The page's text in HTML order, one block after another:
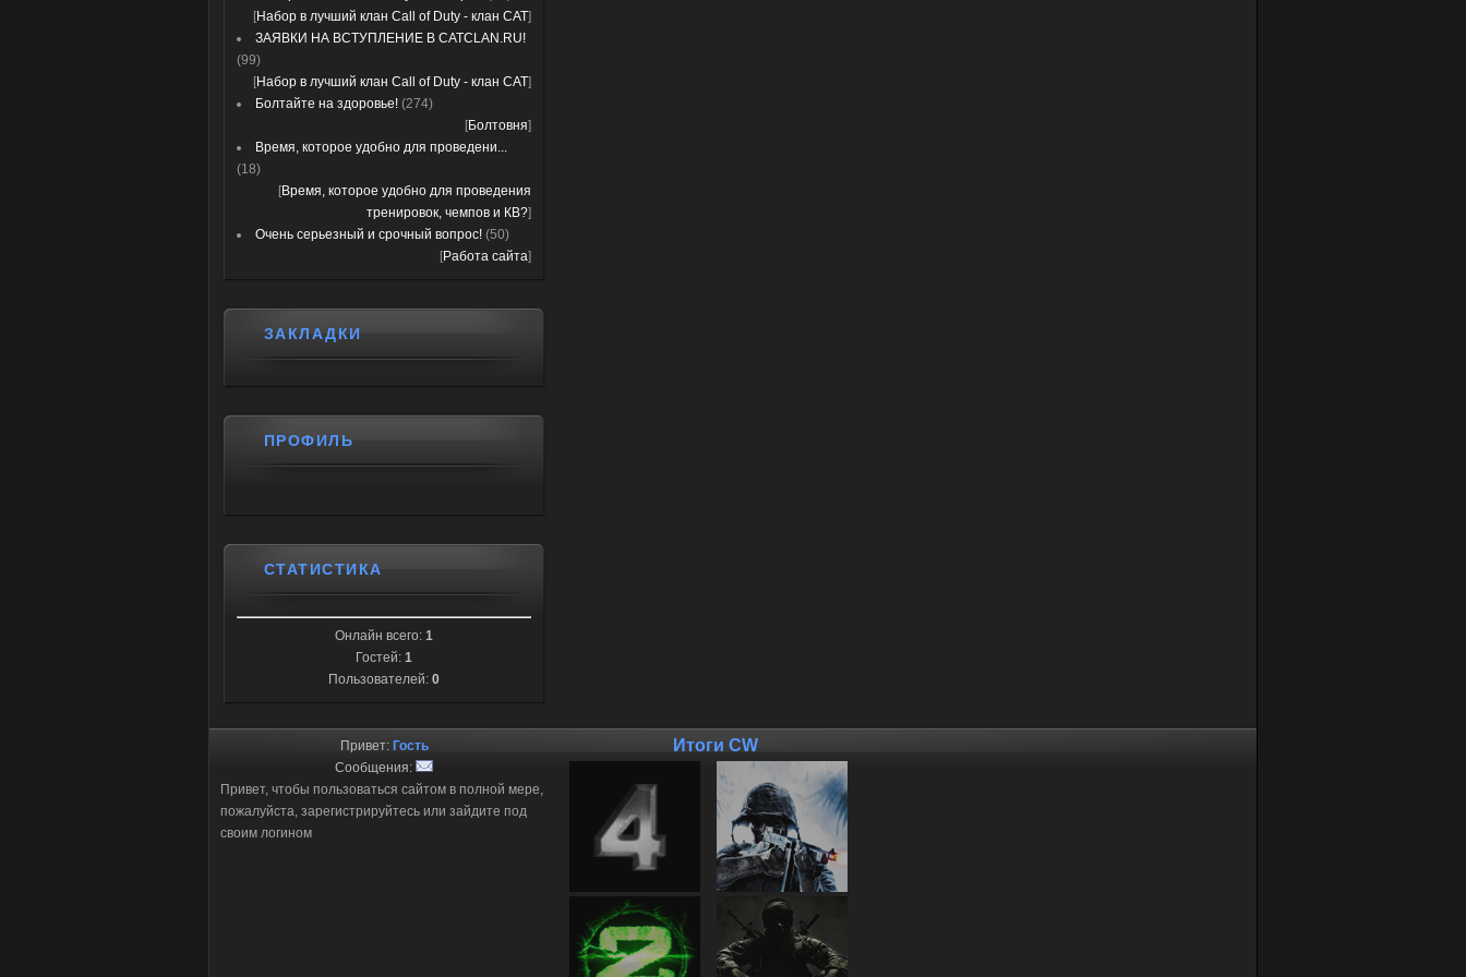
[Набор в лучший клан Call of Duty - клан CAT]
ЗАЯВКИ НА ВСТУПЛЕНИЕ В CATCLAN.RU!
(99)
[Набор в лучший клан Call of Duty - клан CAT]
Болтайте на здоровье! (274)
[Болтовня]
Время, которое удобно для проведени...
(18)
[Время, которое удобно для проведения
тренировок, чемпов и КВ?]
Очень серьезный и срочный вопрос! (50)
[Работа сайта]
ЗАКЛАДКИ
ПРОФИЛЬ
СТАТИСТИКА
Онлайн всего: 1
Гостей: 1
Пользователей: 0
Привет: Гость
Сообщения:
Привет, чтобы пользоваться сайтом в полной мере,
пожалуйста, зарегистрируйтесь или зайдите под
своим логином
Итоги CW